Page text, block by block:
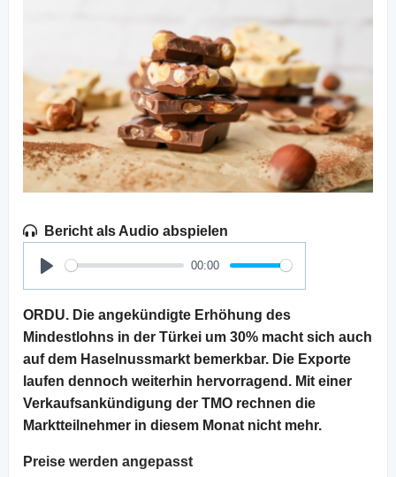
Bericht als Audio abspielen
Play
00:00
ORDU. Die angekündigte Erhöhung des
Mindestlohns in der Türkei um 30% macht sich auch
auf dem Haselnussmarkt bemerkbar. Die Exporte
laufen dennoch weiterhin hervorragend. Mit einer
Verkaufsankündigung der TMO rechnen die
Marktteilnehmer in diesem Monat nicht mehr.
Preise werden angepasst